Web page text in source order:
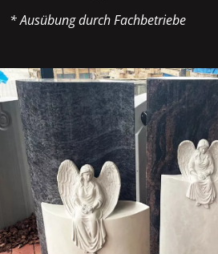
* Ausübung durch Fachbetriebe